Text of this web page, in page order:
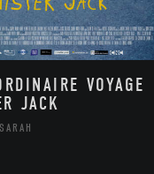
VOYAGE
JACK